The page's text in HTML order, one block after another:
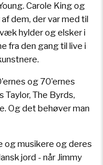
Carole King og
dem, der var med til
hylder og elsker i
fra den gang til live i
og 70’ernes
The Byrds,
Og det behøver man
og musikere og deres
jord - når Jimmy